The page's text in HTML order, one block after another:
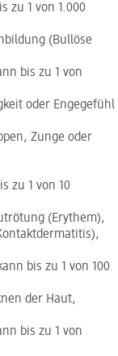
zu 1 von 1.000
(Bullöse
bis zu 1 von
oder Engegefühl
Zunge oder
zu 1 von 10
(Erythem),
bis zu 1 von 100
der Haut,
bis zu 1 von